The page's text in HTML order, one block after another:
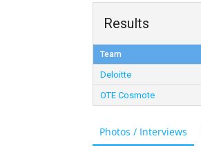
Results
Team
Deloitte
OTE Cosmote
Photos / Interviews